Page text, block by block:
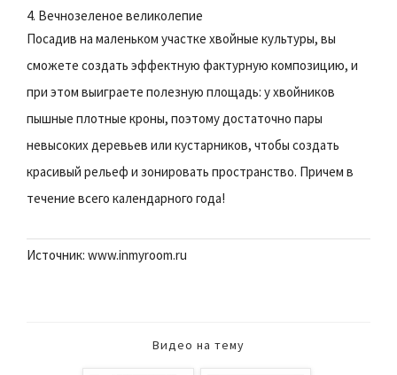
4. Вечнозеленое великолепие
Посадив на маленьком участке хвойные культуры, вы
сможете создать эффектную фактурную композицию, и
при этом выиграете полезную площадь: у хвойников
пышные плотные кроны, поэтому достаточно пары
невысоких деревьев или кустарников, чтобы создать
красивый рельеф и зонировать пространство. Причем в
течение всего календарного года!
Источник: www.inmyroom.ru
Видео на тему